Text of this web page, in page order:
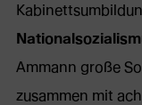
Ammann große
zusammen mit